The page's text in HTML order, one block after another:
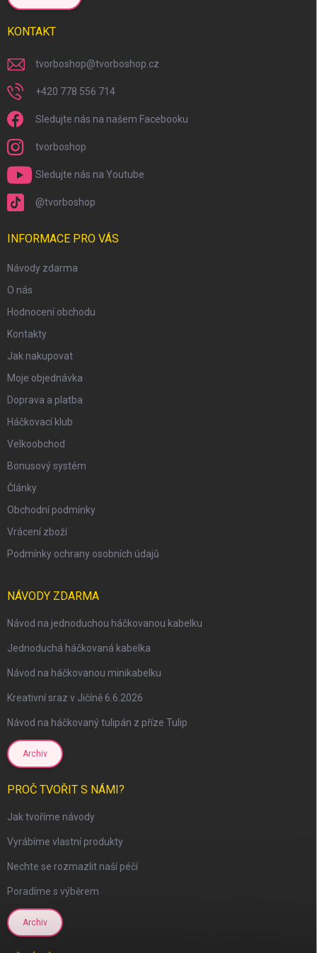
KONTAKT
tvorboshop@tvorboshop.cz
+420 778 556 714
Sledujte nás na našem Facebooku
tvorboshop
Sledujte nás na Youtube
@tvorboshop
INFORMACE PRO VÁS
Návody zdarma
O nás
Hodnocení obchodu
Kontakty
Jak nakupovat
Moje objednávka
Doprava a platba
Háčkovací klub
Velkoobchod
Bonusový systém
Články
Obchodní podmínky
Vrácení zboží
Podmínky ochrany osobních údajů
NÁVODY ZDARMA
Návod na jednoduchou háčkovanou kabelku
Jednoduchá háčkovaná kabelka
Návod na háčkovanou minikabelku
Kreativní sraz v Jičíně 6.6.2026
Návod na háčkovaný tulipán z příze Tulip
Archiv
PROČ TVOŘIT S NÁMI?
Jak tvoříme návody
Vyrábíme vlastní produkty
Nechte se rozmazlit naší péčí
Poradíme s výběrem
Archiv